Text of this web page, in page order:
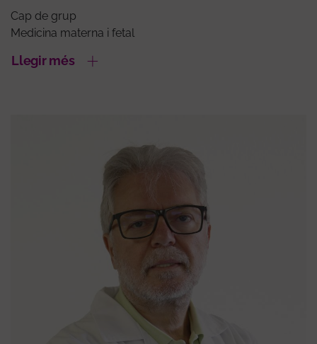
Cap de grup
Medicina materna i fetal
Llegir més